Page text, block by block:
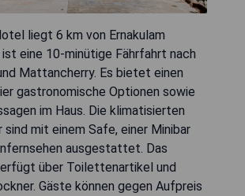
liegt 6 km von Ernakulam
eine 10-minütige Fährfahrt nach
Mattancherry. Es bietet einen
gastronomische Optionen sowie
im Haus. Die klimatisierten
sind mit einem Safe, einer Minibar
ausgestattet. Das
über Toilettenartikel und
Gäste können gegen Aufpreis